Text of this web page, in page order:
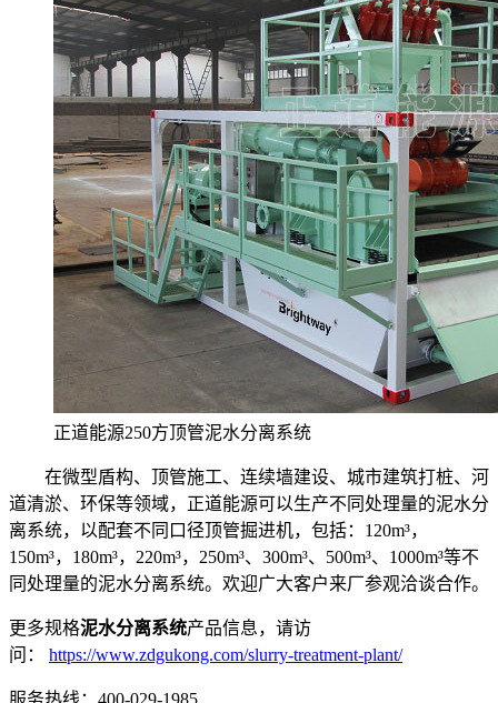
正道能源250方顶管泥水分离系统
在微型盾构、顶管施工、连续墙建设、城市建筑打桩、河
道清淤、环保等领域，正道能源可以生产不同处理量的泥水分
离系统，以配套不同口径顶管掘进机，包括：120m³，
150m³，180m³，220m³，250m³、300m³、500m³、1000m³等不
同处理量的泥水分离系统。欢迎广大客户来厂参观洽谈合作。
更多规格泥水分离系统产品信息，请访
问： https://www.zdgukong.com/slurry-treatment-plant/
服务热线：400-029-1985